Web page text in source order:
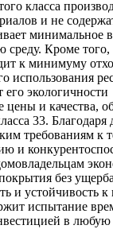
класса
и не
минимальное
Кроме того,
к минимуму
использования
его экологичности
цены и качества,
33. Благодаря
требованиям к
и
без
и устойчивость
испытание
в